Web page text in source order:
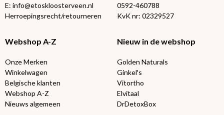
E: info@etoskloosterveen.nl
Herroepingsrecht/retourneren
0592-460788
KvK nr: 02329527
Webshop A-Z
Onze Merken
Winkelwagen
Belgische klanten
Webshop A-Z
Nieuws algemeen
Nieuw in de webshop
Golden Naturals
Ginkel's
Vitortho
Elvitaal
DrDetoxBox